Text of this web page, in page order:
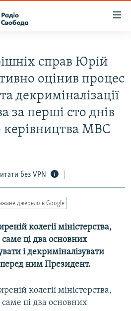
справ Юрій
оцінив процес
декриміналізації
за перші сто днів
керівництва МВС
без VPN
джерело в Google
колегії міністерства,
ці два основних
і декриміналізувати
перед ним Президент.
колегії міністерства,
ці два основних